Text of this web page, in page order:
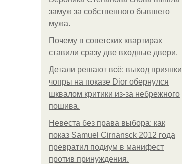
замуж за собственного бывшего
мужа.
Почему в советских квартирах
ставили сразу две входные двери.
Детали решают всё: выход приянки
чопры на показе Dior обернулся
шквалом критики из-за небрежного
пошива.
Невеста без права выбора: как
показ Samuel Cirnansck 2012 года
превратил подиум в манифест
против принуждения.